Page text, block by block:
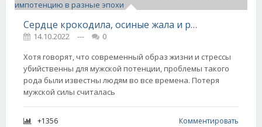
Сердце крокодила, осиные жала и радиация: как лечили импотенцию в разные эпохи
14.10.2022 ---
0
Хотя говорят, что современный образ жизни и стрессы
убийственны для мужской потенции, проблемы такого
рода были известны людям во все времена. Потеря
мужской силы считалась
+1356 Комментировать